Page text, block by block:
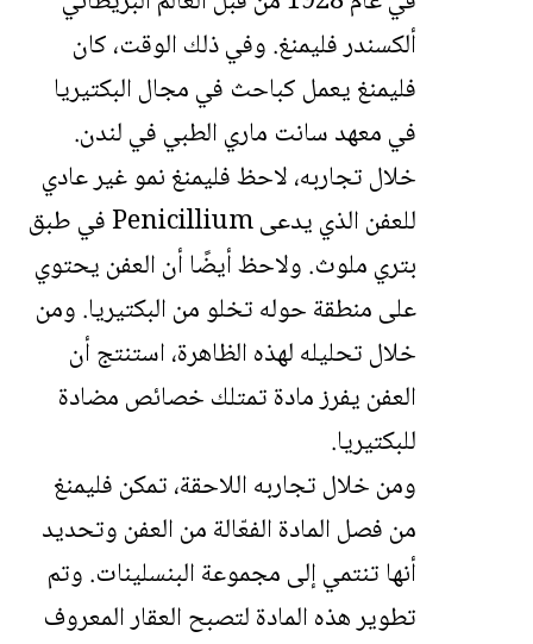
ألكسندر فليمنغ. وفي ذلك الوقت، كان
فليمنغ يعمل كباحث في مجال البكتيريا
في معهد سانت ماري الطبي في لندن.
خلال تجاربه، لاحظ فليمنغ نمو غير عادي
للعفن الذي يدعى Penicillium في طبق
بتري ملوث. ولاحظ أيضًا أن العفن يحتوي
على منطقة حوله تخلو من البكتيريا. ومن
خلال تحليله لهذه الظاهرة، استنتج أن
العفن يفرز مادة تمتلك خصائص مضادة
للبكتيريا.
ومن خلال تجاربه اللاحقة، تمكن فليمنغ
من فصل المادة الفعّالة من العفن وتحديد
أنها تنتمي إلى مجموعة البنسلينات. وتم
تطوير هذه المادة لتصبح العقار المعروف